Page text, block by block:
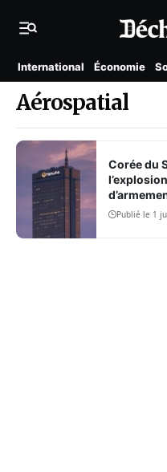
International Économie
Aérospatial
Corée du
Publié le 1